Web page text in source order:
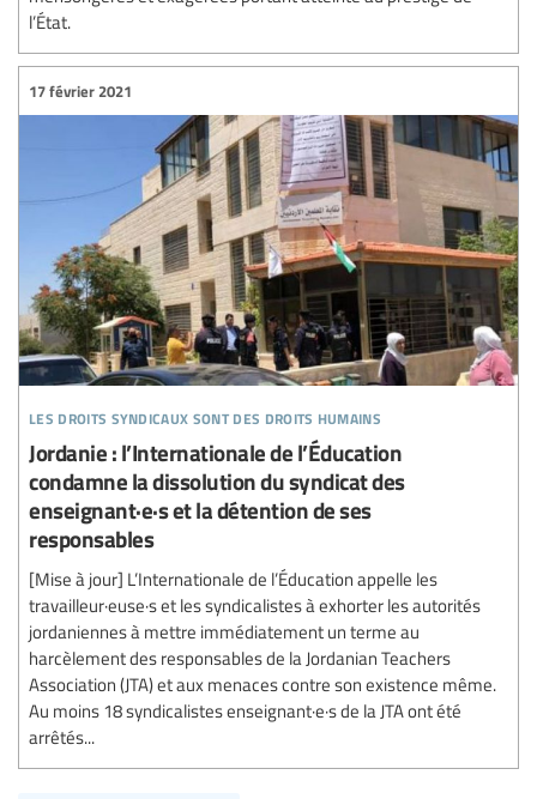
l’État.
les droits syndicaux sont des droits humains
17 février 2021
Jordanie : l’Internationale de l’Éducation
condamne la dissolution du syndicat des
enseignant·e·s et la détention de ses
responsables
[Mise à jour] L’Internationale de l’Éducation appelle les
travailleur·euse·s et les syndicalistes à exhorter les autorités
jordaniennes à mettre immédiatement un terme au
harcèlement des responsables de la Jordanian Teachers
Association (JTA) et aux menaces contre son existence même.
Au moins 18 syndicalistes enseignant·e·s de la JTA ont été
arrêtés...